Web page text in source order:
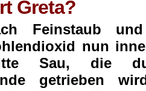
Greta?
Feinstaub
nun
Sau, die
getrieben